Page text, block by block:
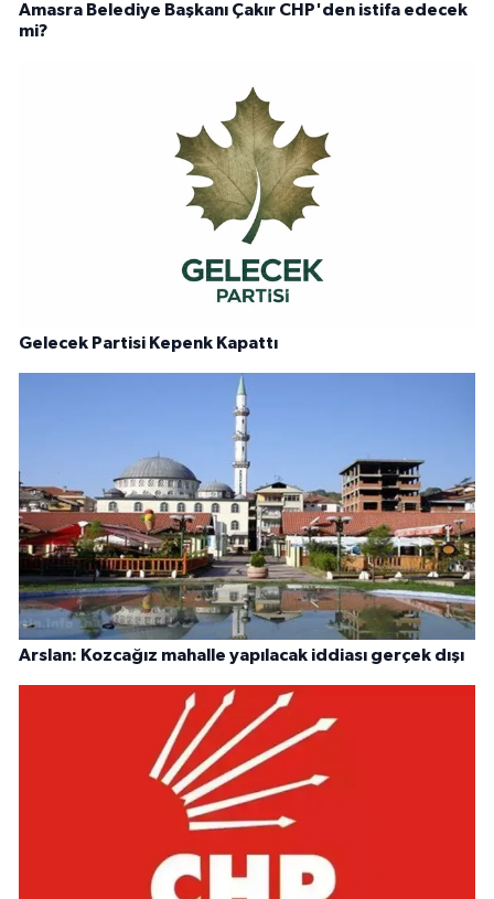
Amasra Belediye Başkanı Çakır CHP'den istifa edecek
mi?
Gelecek Partisi Kepenk Kapattı
Arslan: Kozcağız mahalle yapılacak iddiası gerçek dışı